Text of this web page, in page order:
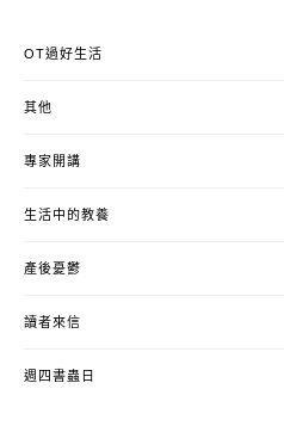
OT過好生活
其他
專家開講
生活中的教養
產後憂鬱
讀者來信
週四書蟲日